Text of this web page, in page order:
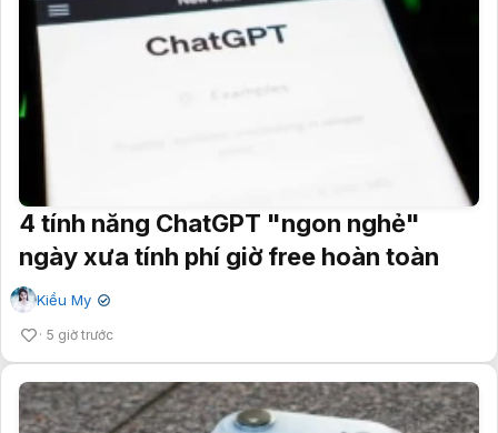
4 tính năng ChatGPT "ngon nghẻ"
ngày xưa tính phí giờ free hoàn toàn
Kiều My ✔
5 giờ trước